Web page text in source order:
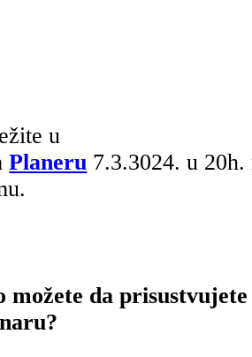
u
Planeru 7.3.3024. u 20h.
možete da prisustvujete